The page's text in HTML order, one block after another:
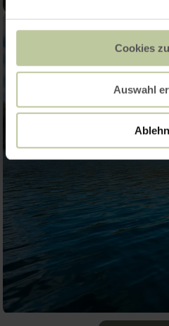
Cookies
Auswahl